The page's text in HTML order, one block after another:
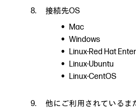
接続先OS
Mac
Windows
Linux-Red Hat
Linux-Ubuntu
Linux-CentOS
他にご利用されているま